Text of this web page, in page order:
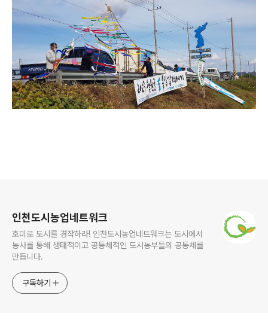
인천도시농업네트워크
호미로 도시를 경작하라! 인천도시농업네트워크는 도시에서
농사를 통해 생태적이고 공동체적인 도시농부들의 공동체를
만듭니다.
구독하기